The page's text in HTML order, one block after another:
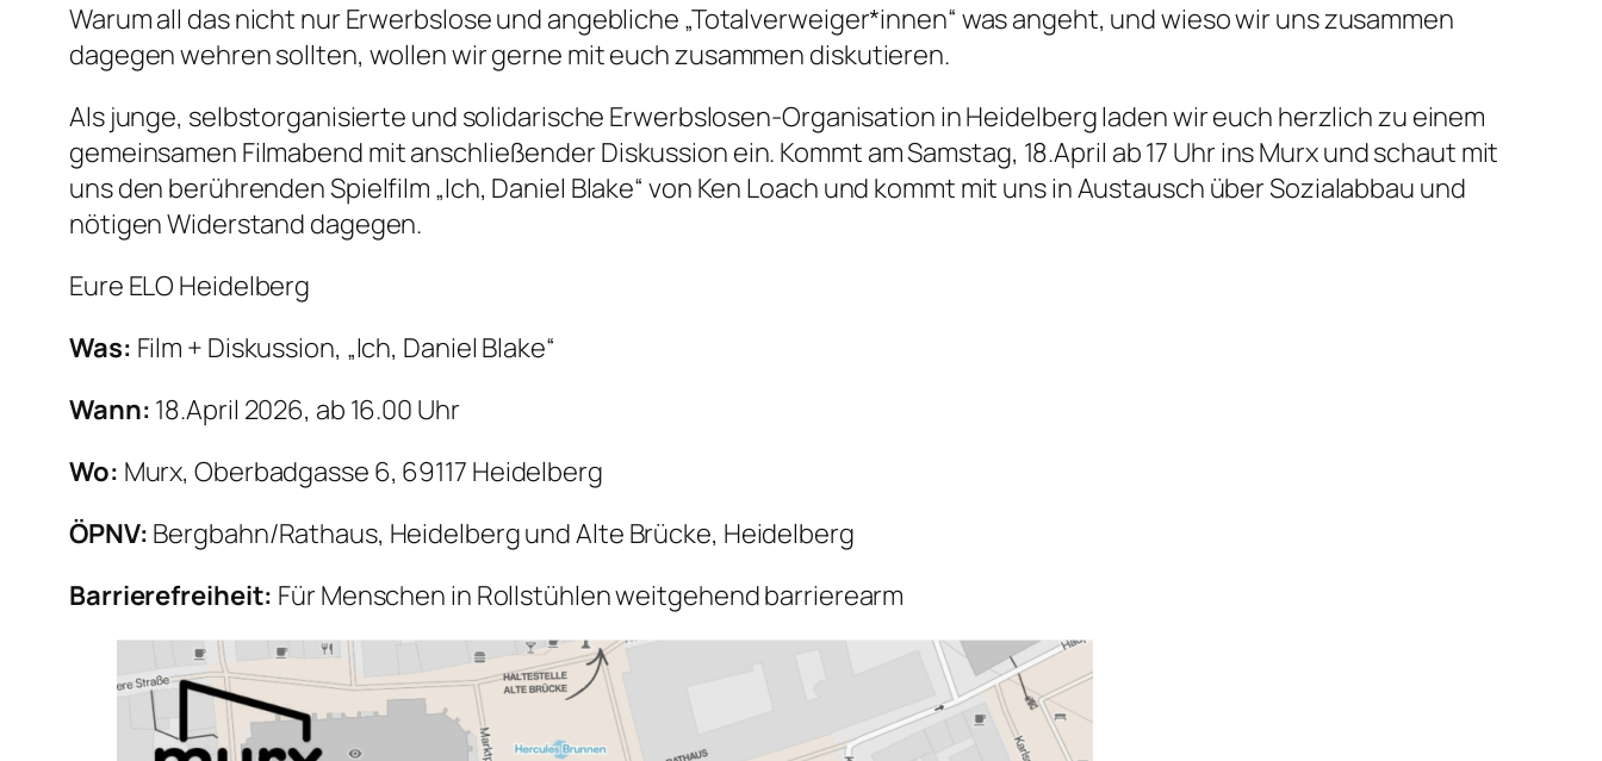
Warum all das nicht nur Erwerbslose und angebliche „Totalverweiger*innen“ was angeht, und wieso wir uns zusammen
dagegen wehren sollten, wollen wir gerne mit euch zusammen diskutieren.
Als junge, selbstorganisierte und solidarische Erwerbslosen-Organisation in Heidelberg laden wir euch herzlich zu einem
gemeinsamen Filmabend mit anschließender Diskussion ein. Kommt am Samstag, 18.April ab 17 Uhr ins Murx und schaut mit
uns den berührenden Spielfilm „Ich, Daniel Blake“ von Ken Loach und kommt mit uns in Austausch über Sozialabbau und
nötigen Widerstand dagegen.
Eure ELO Heidelberg
Was: Film + Diskussion, „Ich, Daniel Blake“
Wann: 18.April 2026, ab 16.00 Uhr
Wo: Murx, Oberbadgasse 6, 69117 Heidelberg
ÖPNV: Bergbahn/Rathaus, Heidelberg und Alte Brücke, Heidelberg
Barrierefreiheit: Für Menschen in Rollstühlen weitgehend barrierearm